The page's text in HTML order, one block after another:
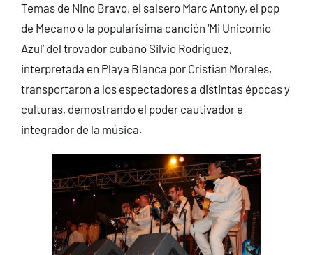
Temas de Nino Bravo, el salsero Marc Antony, el pop
de Mecano o la popularísima canción ‘Mi Unicornio
Azul’ del trovador cubano Silvio Rodríguez,
interpretada en Playa Blanca por Cristian Morales,
transportaron a los espectadores a distintas épocas y
culturas, demostrando el poder cautivador e
integrador de la música.